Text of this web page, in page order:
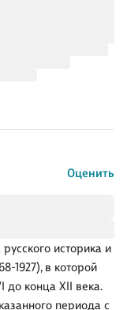
историка и
1927), в которой
до конца XII века.
периода с
Оценить